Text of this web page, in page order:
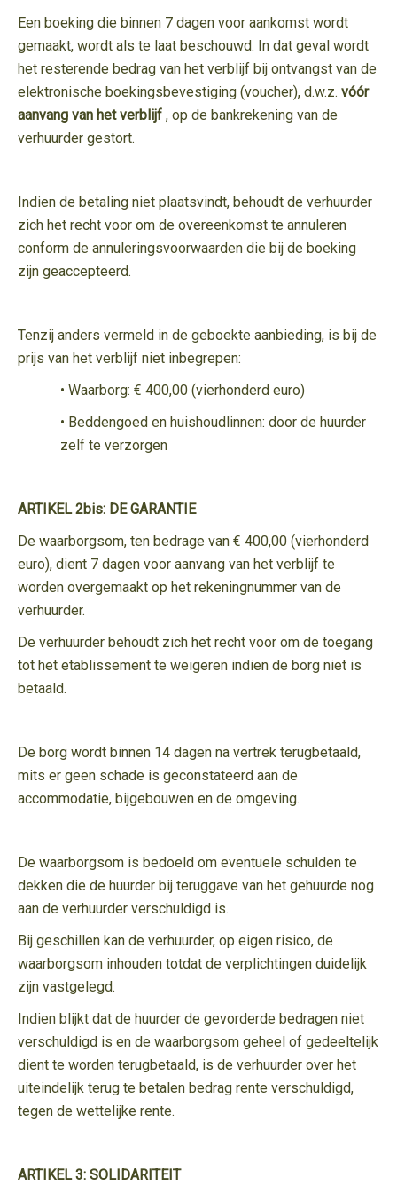
Een boeking die binnen 7 dagen voor aankomst wordt
gemaakt, wordt als te laat beschouwd. In dat geval wordt
het resterende bedrag van het verblijf bij ontvangst van de
elektronische boekingsbevestiging (voucher), d.w.z. vóór
aanvang van het verblijf , op de bankrekening van de
verhuurder gestort.
Indien de betaling niet plaatsvindt, behoudt de verhuurder
zich het recht voor om de overeenkomst te annuleren
conform de annuleringsvoorwaarden die bij de boeking
zijn geaccepteerd.
Tenzij anders vermeld in de geboekte aanbieding, is bij de
prijs van het verblijf niet inbegrepen:
• Waarborg: € 400,00 (vierhonderd euro)
• Beddengoed en huishoudlinnen: door de huurder
zelf te verzorgen
ARTIKEL 2bis: DE GARANTIE
De waarborgsom, ten bedrage van € 400,00 (vierhonderd
euro), dient 7 dagen voor aanvang van het verblijf te
worden overgemaakt op het rekeningnummer van de
verhuurder.
De verhuurder behoudt zich het recht voor om de toegang
tot het etablissement te weigeren indien de borg niet is
betaald.
De borg wordt binnen 14 dagen na vertrek terugbetaald,
mits er geen schade is geconstateerd aan de
accommodatie, bijgebouwen en de omgeving.
De waarborgsom is bedoeld om eventuele schulden te
dekken die de huurder bij teruggave van het gehuurde nog
aan de verhuurder verschuldigd is.
Bij geschillen kan de verhuurder, op eigen risico, de
waarborgsom inhouden totdat de verplichtingen duidelijk
zijn vastgelegd.
Indien blijkt dat de huurder de gevorderde bedragen niet
verschuldigd is en de waarborgsom geheel of gedeeltelijk
dient te worden terugbetaald, is de verhuurder over het
uiteindelijk terug te betalen bedrag rente verschuldigd,
tegen de wettelijke rente.
ARTIKEL 3: SOLIDARITEIT